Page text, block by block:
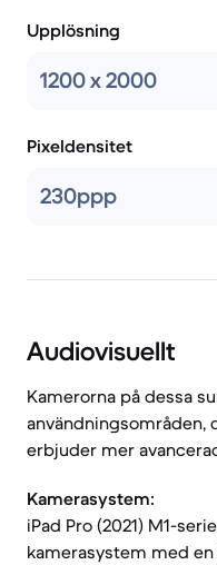
Upplösning
1200 x 2000
Pixeldensitet
230ppp
Audiovisuellt
Kamerorna på dessa
användningsområden,
erbjuder mer
Kamerasystem:
iPad Pro (2021) M1-
kamerasystem med en